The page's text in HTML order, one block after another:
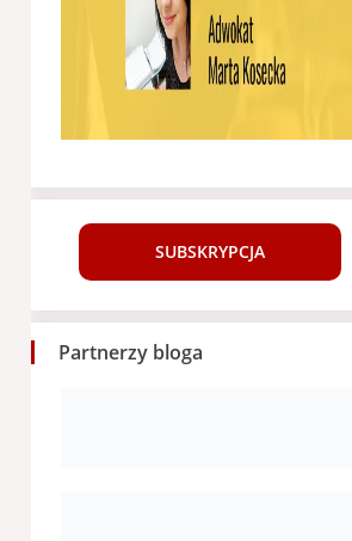
SUBSKRYPCJA
Partnerzy bloga